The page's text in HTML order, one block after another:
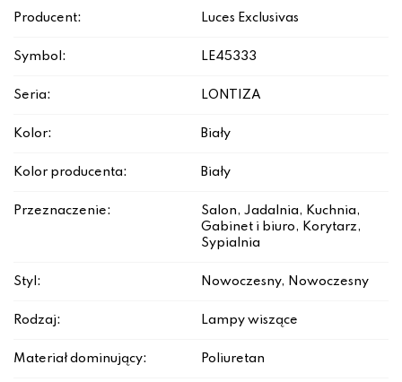
Producent: Luces Exclusivas
Symbol: LE45333
Seria: LONTIZA
Kolor: Biały
Kolor producenta: Biały
Przeznaczenie:
Salon, Jadalnia, Kuchnia,
Gabinet i biuro, Korytarz,
Sypialnia
Styl: Nowoczesny, Nowoczesny
Rodzaj: Lampy wiszące
Materiał dominujący: Poliuretan